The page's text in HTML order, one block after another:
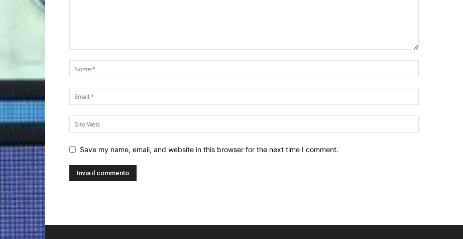
Save my name, email, and website in this browser for the next time I comment.